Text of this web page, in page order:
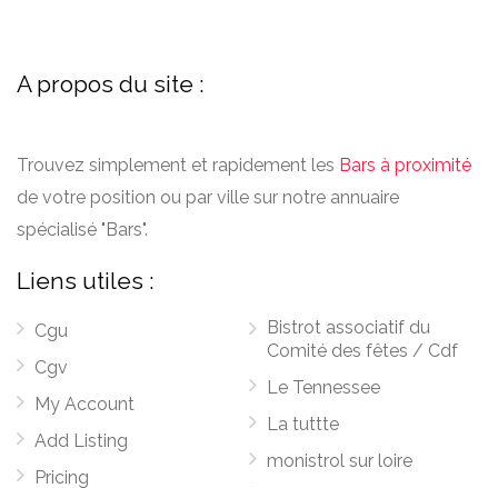
A propos du site :
Trouvez simplement et rapidement les Bars à proximité
de votre position ou par ville sur notre annuaire
spécialisé "Bars".
Liens utiles :
Cgu
Cgv
My Account
Add Listing
Pricing
Bistrot associatif du
Comité des fêtes / Cdf
Le Tennessee
La tuttte
monistrol sur loire